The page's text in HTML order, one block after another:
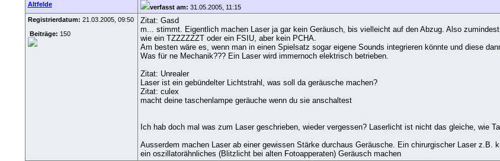
Altfelde verfasst am: 31.05.2005, 11:15
Registrierdatum: 21.03.2005, 09:50
Beiträge: 150
Zitat: Gasd
m... stimmt. Eigentlich machen Laser ja gar kein Geräusch, bis vielleicht auf den Abzug. Also
wie ein TZZZZZZT oder ein FSIU, aber kein PCHA.
Am besten wäre es, wenn man in einen Spielsatz sogar eigene Sounds integrieren könnte und diese
Was für ne Mechanik??? Ein Laser wird immernoch elektrisch betrieben.
Zitat: Unrealer
Laser ist ein gebündelter Lichtstrahl, was soll da geräusche machen?
Zitat: culex
macht deine taschenlampe geräuche wenn du sie anschaltest
Ich hab doch mal was zum Laser geschrieben, wieder vergessen? Laserlicht ist nicht das gleiche, wie
Ausserdem machen Laser ab einer gewissen Stärke durchaus Geräusche. Ein chirurgischer Laser
ein oszillatorähnliches (Blitzlicht bei alten Fotoapperaten) Geräusch machen